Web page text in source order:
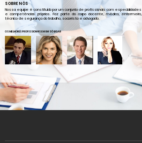
SOBRE NÓS
Nossa equipe é constituída por um conjunto de profissionais com especialidades
e competências próprias. Faz parte do corpo docente, médico, enfermeiro,
técnico de segurança do trabalho, socorrista e advogado.
OS MELHORES PROFISSIONAIS EM UM SÓ LUGAR